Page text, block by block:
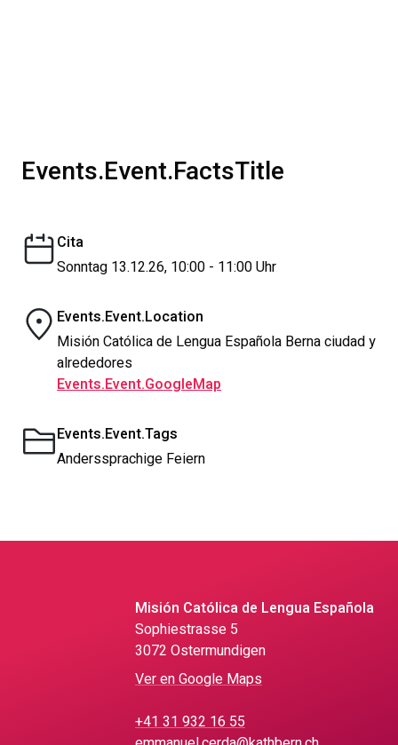
Events.Event.FactsTitle
Cita
Sonntag 13.12.26, 10:00 - 11:00 Uhr
Events.Event.Location
Misión Católica de Lengua Española Berna ciudad y
alrededores
Events.Event.GoogleMap
Events.Event.Tags
Anderssprachige Feiern
Misión Católica de Lengua Española
Sophiestrasse 5
3072 Ostermundigen
Ver en Google Maps
+41 31 932 16 55